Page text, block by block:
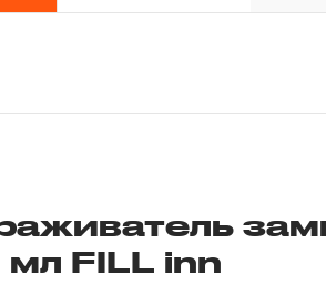
Итого
мл FILL inn